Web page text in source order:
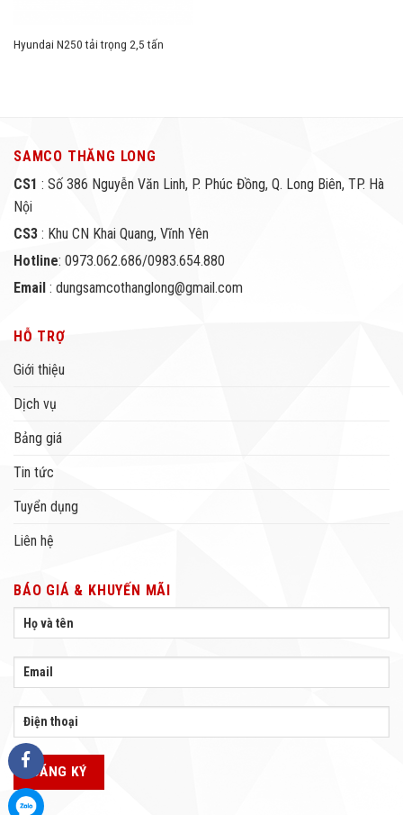
Hyundai N250 tải trọng 2,5 tấn
SAMCO THĂNG LONG
CS1 : Số 386 Nguyễn Văn Linh, P. Phúc Đồng, Q. Long Biên, TP. Hà
Nội
CS3 : Khu CN Khai Quang, Vĩnh Yên
Hotline: 0973.062.686/0983.654.880
Email : dungsamcothanglong@gmail.com
HỖ TRỢ
Giới thiệu
Dịch vụ
Bảng giá
Tin tức
Tuyển dụng
Liên hệ
BÁO GIÁ & KHUYẾN MÃI